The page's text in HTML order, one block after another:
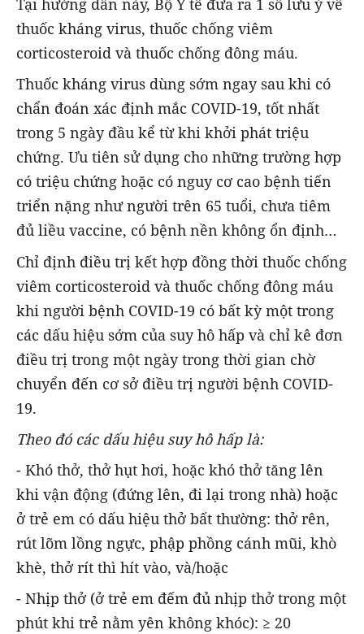
Tại hướng dẫn này, Bộ Y tế đưa ra 1 số lưu ý về
thuốc kháng virus, thuốc chống viêm
corticosteroid và thuốc chống đông máu.
Thuốc kháng virus dùng sớm ngay sau khi có
chẩn đoán xác định mắc COVID-19, tốt nhất
trong 5 ngày đầu kể từ khi khởi phát triệu
chứng. Ưu tiên sử dụng cho những trường hợp
có triệu chứng hoặc có nguy cơ cao bệnh tiến
triển nặng như người trên 65 tuổi, chưa tiêm
đủ liều vaccine, có bệnh nền không ổn định…
Chỉ định điều trị kết hợp đồng thời thuốc chống
viêm corticosteroid và thuốc chống đông máu
khi người bệnh COVID-19 có bất kỳ một trong
các dấu hiệu sớm của suy hô hấp và chỉ kê đơn
điều trị trong một ngày trong thời gian chờ
chuyển đến cơ sở điều trị người bệnh COVID-
19.
Theo đó các dấu hiệu suy hô hấp là:
- Khó thở, thở hụt hơi, hoặc khó thở tăng lên
khi vận động (đứng lên, đi lại trong nhà) hoặc
ở trẻ em có dấu hiệu thở bất thường: thở rên,
rút lõm lồng ngực, phập phồng cánh mũi, khò
khè, thở rít thì hít vào, và/hoặc
- Nhịp thở (ở trẻ em đếm đủ nhịp thở trong một
phút khi trẻ nằm yên không khóc): ≥ 20